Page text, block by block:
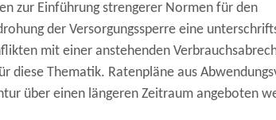
zur Einführung strengerer Normen für den
der Versorgungssperre eine
mit einer anstehenden
Thematik. Ratenpläne aus
über einen längeren Zeitraum angeboten